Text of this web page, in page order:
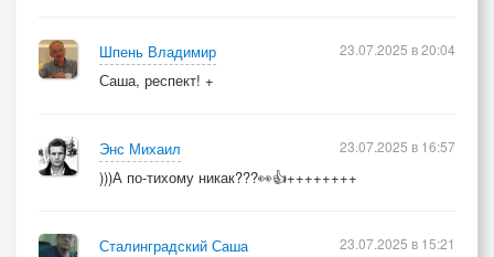
Шпень Владимир
Саша, респект! +
23.07.2025 в 20:04
Энс Михаил
)))А по-тихому никак???👀👍++++++++
23.07.2025 в 16:57
Сталинградский Саша
23.07.2025 в 15:21